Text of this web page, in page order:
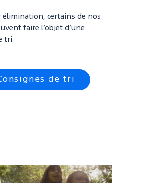
élimination, certains de nos
faire l’objet d’une
tri.
de tri